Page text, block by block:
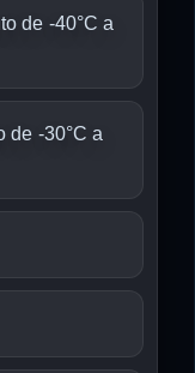
de -40°C a
de -30°C a